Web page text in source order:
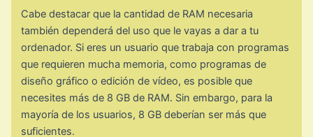
Cabe destacar que la cantidad de RAM necesaria
también dependerá del uso que le vayas a dar a tu
ordenador. Si eres un usuario que trabaja con programas
que requieren mucha memoria, como programas de
diseño gráfico o edición de vídeo, es posible que
necesites más de 8 GB de RAM. Sin embargo, para la
mayoría de los usuarios, 8 GB deberían ser más que
suficientes.